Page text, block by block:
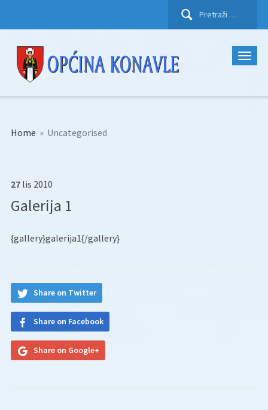
Pretraži:
Home » Uncategorised
27 lis 2010
Galerija 1
{gallery}galerija1{/gallery}
Share on Twitter
Share on Facebook
Share on Google+